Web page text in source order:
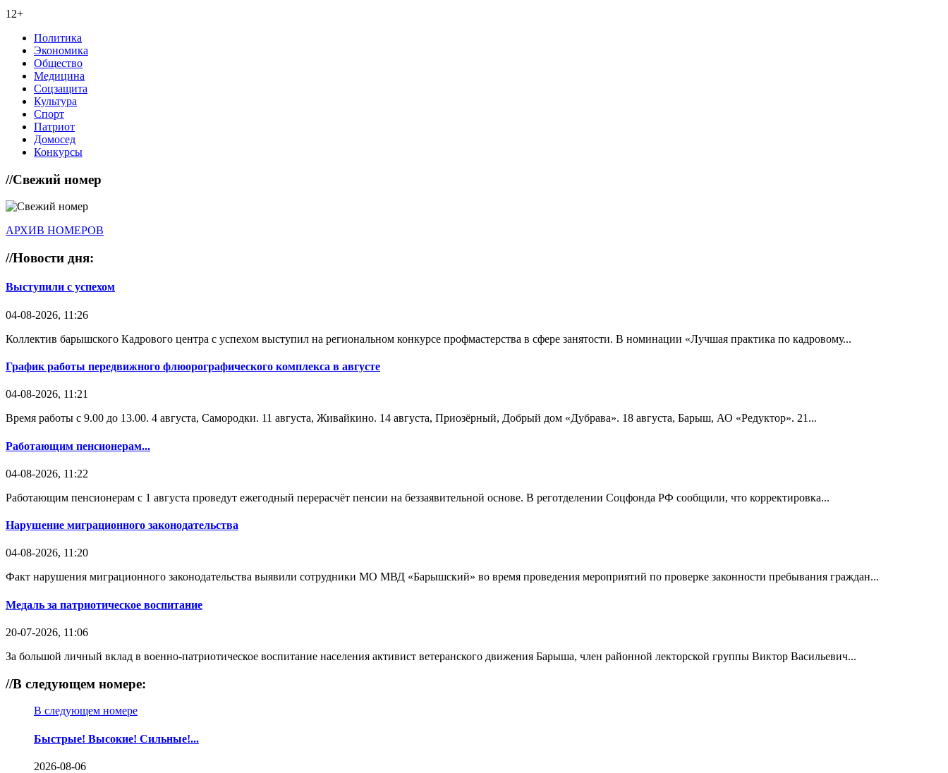
12+
Политика
Экономика
Общество
Медицина
Соцзащита
Культура
Спорт
Патриот
Домосед
Конкурсы
//Свежий номер
АРХИВ НОМЕРОВ
//Новости дня:
Выступили с успехом
04-08-2026, 11:26
Коллектив барышского Кадрового центра с успехом выступил на региональном конкурсе профмастерства в сфере занятости. В номинации «Лучшая практика по кадровому...
График работы передвижного флюорографического комплекса в августе
04-08-2026, 11:21
Время работы с 9.00 до 13.00. 4 августа, Самородки. 11 августа, Живайкино. 14 августа, Приозёрный, Добрый дом «Дубрава». 18 августа, Барыш, АО «Редуктор». 21...
Работающим пенсионерам...
04-08-2026, 11:22
Работающим пенсионерам с 1 августа проведут ежегодный перерасчёт пенсии на беззаявительной основе. В реготделении Соцфонда РФ сообщили, что корректировка...
Нарушение миграционного законодательства
04-08-2026, 11:20
Факт нарушения миграционного законодательства выявили сотрудники МО МВД «Барышский» во время проведения мероприятий по проверке законности пребывания граждан...
Медаль за патриотическое воспитание
20-07-2026, 11:06
За большой личный вклад в военно-патриотическое воспитание населения активист ветеранского движения Барыша, член районной лекторской группы Виктор Васильевич...
//В следующем номере:
В следующем номере
Быстрые! Высокие! Сильные!...
2026-08-06